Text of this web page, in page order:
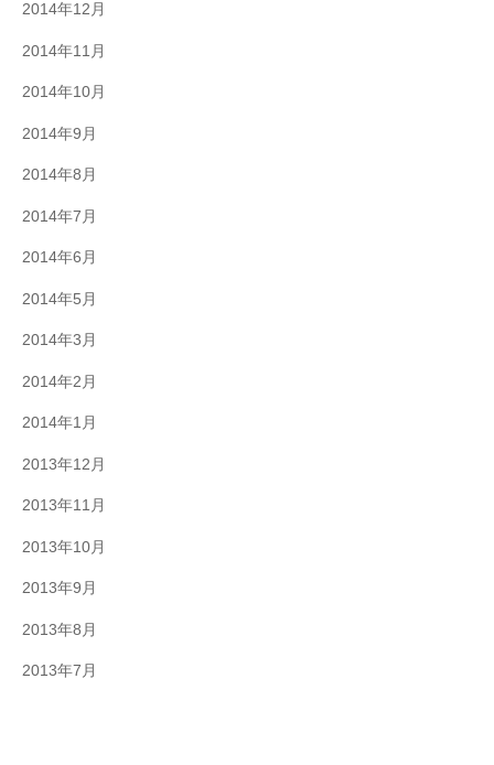
2014年12月
2014年11月
2014年10月
2014年9月
2014年8月
2014年7月
2014年6月
2014年5月
2014年3月
2014年2月
2014年1月
2013年12月
2013年11月
2013年10月
2013年9月
2013年8月
2013年7月